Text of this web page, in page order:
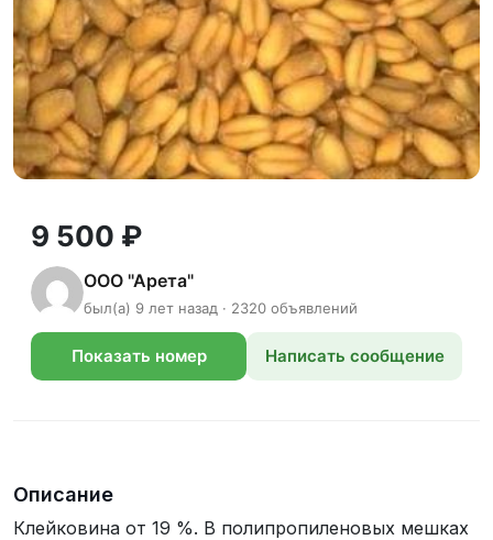
9 500 ₽
ООО "Арета"
был(а) 9 лет назад · 2320 объявлений
Показать номер Написать сообщение
Описание
Клейковина от 19 %. В полипропиленовых мешках